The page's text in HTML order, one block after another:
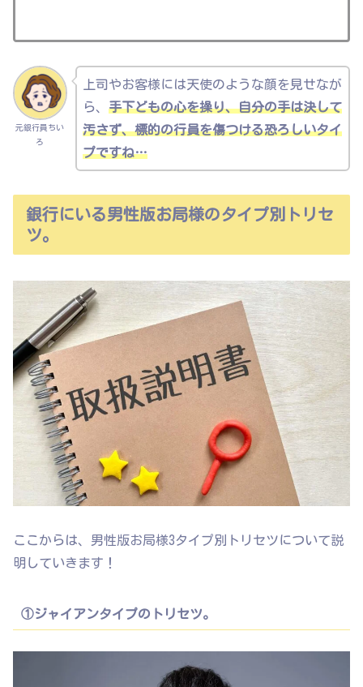
元銀行員ちい
ろ
上司やお客様には天使のような顔を見せなが
ら、 手下どもの心を操り、自分の手は決して
汚さず、標的の行員を傷つける恐ろしいタイ
プですね…
銀行にいる男性版お局様のタイプ別トリセ
ツ。
ここからは、男性版お局様3タイプ別トリセツについて説
明していきます！
①ジャイアンタイプのトリセツ。